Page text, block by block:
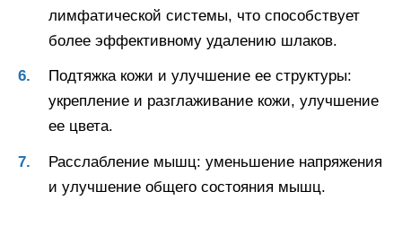
лимфатической системы, что способствует
более эффективному удалению шлаков.
Подтяжка кожи и улучшение ее структуры:
укрепление и разглаживание кожи, улучшение
ее цвета.
Расслабление мышц: уменьшение напряжения
и улучшение общего состояния мышц.